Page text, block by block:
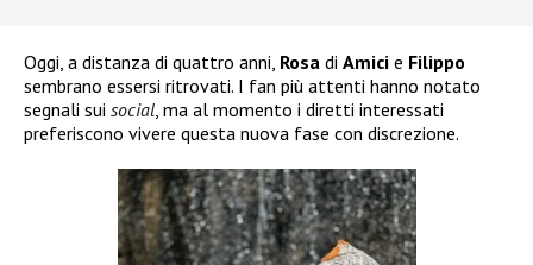
Oggi, a distanza di quattro anni, Rosa di Amici e Filippo
sembrano essersi ritrovati. I fan più attenti hanno notato
segnali sui social , ma al momento i diretti interessati
preferiscono vivere questa nuova fase con discrezione.